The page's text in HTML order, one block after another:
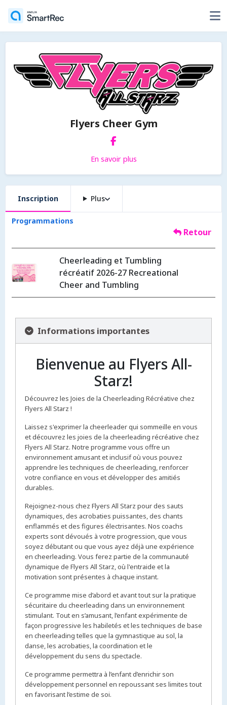
Flyers Cheer Gym
En savoir plus
Inscription Plus
Programmations
Retour
Cheerleading et Tumbling
récréatif 2026-27 Recreational
Cheer and Tumbling
Informations importantes
Bienvenue au Flyers All-
Starz!
Découvrez les Joies de la Cheerleading Récréative chez
Flyers All Starz !
Laissez s'exprimer la cheerleader qui sommeille en vous
et découvrez les joies de la cheerleading récréative chez
Flyers All Starz. Notre programme vous offre un
environnement amusant et inclusif où vous pouvez
apprendre les techniques de cheerleading, renforcer
votre confiance en vous et développer des amitiés
durables.
Rejoignez-nous chez Flyers All Starz pour des sauts
dynamiques, des acrobaties puissantes, des chants
enflammés et des figures électrisantes. Nos coachs
experts sont dévoués à votre progression, que vous
soyez débutant ou que vous ayez déjà une expérience
en cheerleading. Vous ferez partie de la communauté
dynamique de Flyers All Starz, où l'entraide et la
motivation sont présentes à chaque instant.
Ce programme mise d’abord et avant tout sur la pratique
sécuritaire du cheerleading dans un environnement
stimulant. Tout en s’amusant, l’enfant expérimente de
façon progressive les habiletés et les techniques de base
en cheerleading telles que la gymnastique au sol, la
danse, les acrobaties, la coordination et le
développement du sens du spectacle.
Ce programme permettra à l’enfant d’enrichir son
développement personnel en repoussant ses limites tout
en favorisant l’estime de soi.